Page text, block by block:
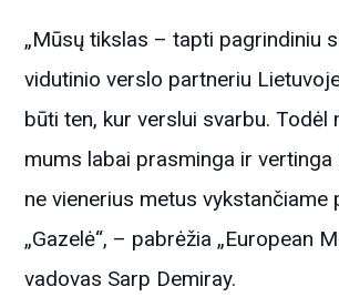
„Mūsų tikslas – tapti pagrindiniu
vidutinio verslo partneriu
būti ten, kur verslui svarbu. Todėl
mums labai prasminga ir vertinga
ne vienerius metus vykstančiame
„Gazelė“, – pabrėžia „European
vadovas Sarp Demiray.